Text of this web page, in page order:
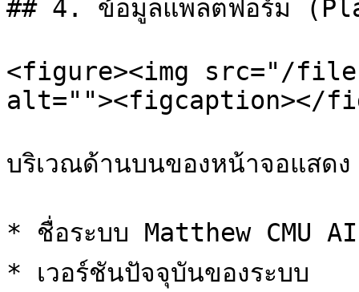
## 4. ข้อมูลแพลตฟอร์ม
<figure><img src="/files/
alt=""><figcaption></
บริเวณด้านบนของหน้าจอแสดง
* ชื่อระบบ Matthew CMU
* เวอร์ชันปัจจุบันของระบบ